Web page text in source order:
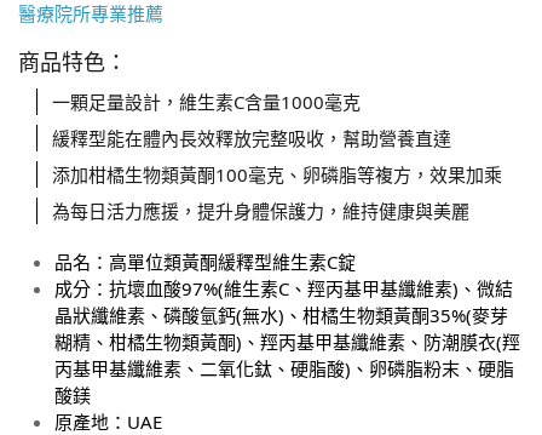
醫療院所專業推薦
商品特色：
一顆足量設計，維生素C含量1000毫克
緩釋型能在體內長效釋放完整吸收，幫助營養直達
添加柑橘生物類黃酮100毫克、卵磷脂等複方，效果加乘
為每日活力應援，提升身體保護力，維持健康與美麗
品名 ： 高單位類黃酮緩釋型維生素C錠
成分 ： 抗壞血酸97%(維生素C、羥丙基甲基纖維素)、微結
晶狀纖維素、磷酸氫鈣(無水)、柑橘生物類黃酮35%(麥芽
糊精、柑橘生物類黃酮)、羥丙基甲基纖維素、防潮膜衣(羥
丙基甲基纖維素、二氧化鈦、硬脂酸)、卵磷脂粉末、硬脂
酸鎂
原產地 ： UAE